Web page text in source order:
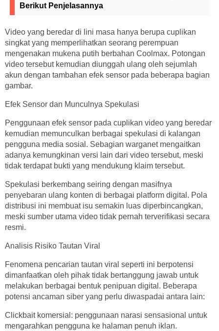
Berikut Penjelasannya
Video yang beredar di lini masa hanya berupa cuplikan
singkat yang memperlihatkan seorang perempuan
mengenakan mukena putih berbahan Coolmax. Potongan
video tersebut kemudian diunggah ulang oleh sejumlah
akun dengan tambahan efek sensor pada beberapa bagian
gambar.
Efek Sensor dan Munculnya Spekulasi
Penggunaan efek sensor pada cuplikan video yang beredar
kemudian memunculkan berbagai spekulasi di kalangan
pengguna media sosial. Sebagian warganet mengaitkan
adanya kemungkinan versi lain dari video tersebut, meski
tidak terdapat bukti yang mendukung klaim tersebut.
Spekulasi berkembang seiring dengan masifnya
penyebaran ulang konten di berbagai platform digital. Pola
distribusi ini membuat isu semakin luas diperbincangkan,
meski sumber utama video tidak pernah terverifikasi secara
resmi.
Analisis Risiko Tautan Viral
Fenomena pencarian tautan viral seperti ini berpotensi
dimanfaatkan oleh pihak tidak bertanggung jawab untuk
melakukan berbagai bentuk penipuan digital. Beberapa
potensi ancaman siber yang perlu diwaspadai antara lain:
Clickbait komersial: penggunaan narasi sensasional untuk
mengarahkan pengguna ke halaman penuh iklan.